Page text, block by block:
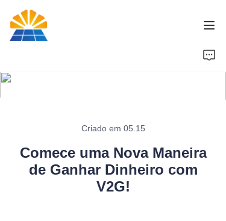
Criado em 05.15
Comece uma Nova Maneira
de Ganhar Dinheiro com
V2G!
Marca